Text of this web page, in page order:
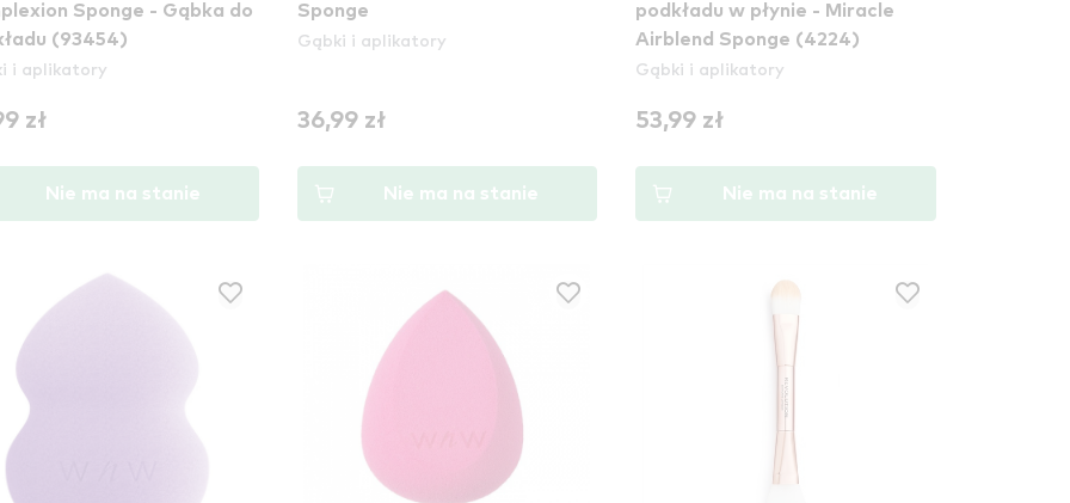
Sponge - Gąbka do
podkładu (93454)
i aplikatory
zł
Nie ma na stanie
Sponge
Gąbki i aplikatory
36,99 zł
Nie ma na stanie
podkładu w płynie - Miracle
Airblend Sponge (4224)
Gąbki i aplikatory
53,99 zł
Nie ma na stanie